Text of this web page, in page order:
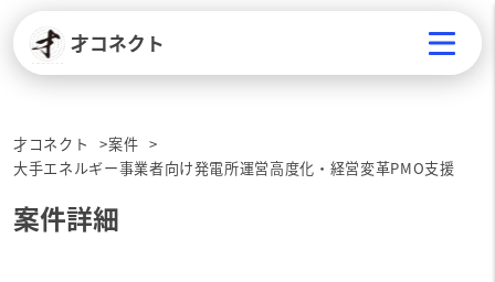
才コネクト
才コネクト
案件
大手エネルギー事業者向け発電所運営高度化・経営変革PMO支援
案件詳細